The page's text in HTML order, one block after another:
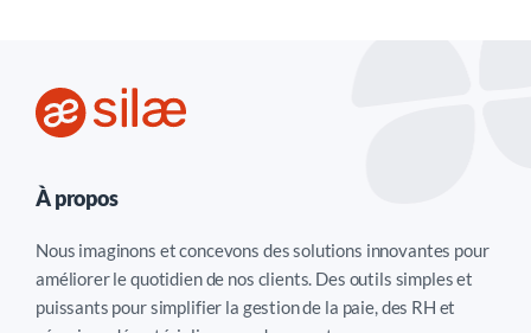
À propos
Nous imaginons et concevons des solutions innovantes pour
améliorer le quotidien de nos clients. Des outils simples et
puissants pour simplifier la gestion de la paie, des RH et